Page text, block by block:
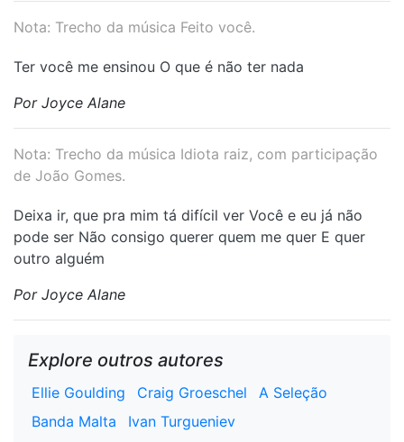
Nota: Trecho da música Feito você.
⁠Ter você me ensinou O que é não ter nada
Por Joyce Alane
Nota: Trecho da música Idiota raiz, com participação
de João Gomes.
⁠Deixa ir, que pra mim tá difícil ver Você e eu já não
pode ser Não consigo querer quem me quer E quer
outro alguém
Por Joyce Alane
Explore outros autores
Ellie Goulding Craig Groeschel
A Seleção
Banda Malta
Ivan Turgueniev